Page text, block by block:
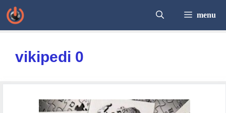
İçeriğe
atla
menu
vikipedi 0